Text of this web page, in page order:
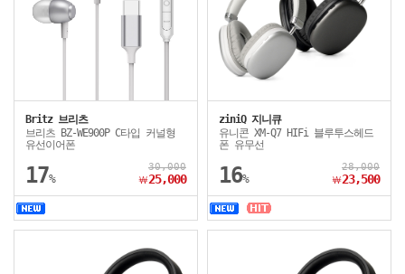
Britz 브리츠
브리츠 BZ-WE900P C타입 커널형
유선이어폰
17%
30,000
￦25,000
ziniQ 지니큐
유니콘 XM-Q7 HIFi 블루투스헤드
폰 유무선
16%
28,000
￦23,500